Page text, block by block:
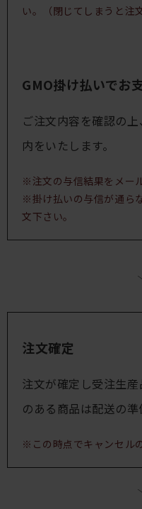
い。（閉じてしまうと注
GMO掛け払いでお
ご注文内容を確認の
内をいたします。
※注文の与信結果をメー
※掛け払いの与信が通ら
文下さい。
注文確定
注文が確定し受注生
のある商品は配送の準
※この時点でキャンセル